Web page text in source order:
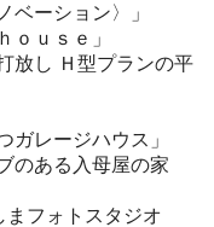
ーション〉」
ｕｓｅ」
放し Ｈ型プランの平
レージハウス」
のある入母屋の家
フォトスタジオ